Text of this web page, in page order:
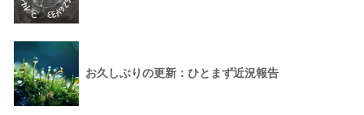
お久しぶりの更新：ひとまず近況報告